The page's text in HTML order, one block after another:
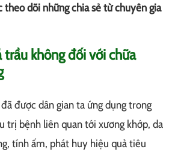
theo dõi những chia sẻ từ chuyên gia
trầu không đối với chữa
được dân gian ta ứng dụng trong
trị bệnh liên quan tới xương khớp, da
tính ấm, phát huy hiệu quả tiêu